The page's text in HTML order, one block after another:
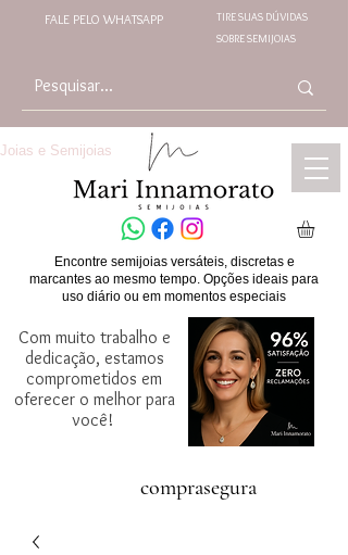
FALE PELO WHATSAPP
TIRE SUAS DÚVIDAS
SOBRE SEMIJOIAS
Joias e Semijoias
Encontre semijoias versáteis, discretas e
marcantes ao mesmo tempo. Opções ideais para
uso diário ou em momentos especiais
Com muito trabalho e
dedicação, estamos
comprometidos em
oferecer o melhor para
você!
comprasegura